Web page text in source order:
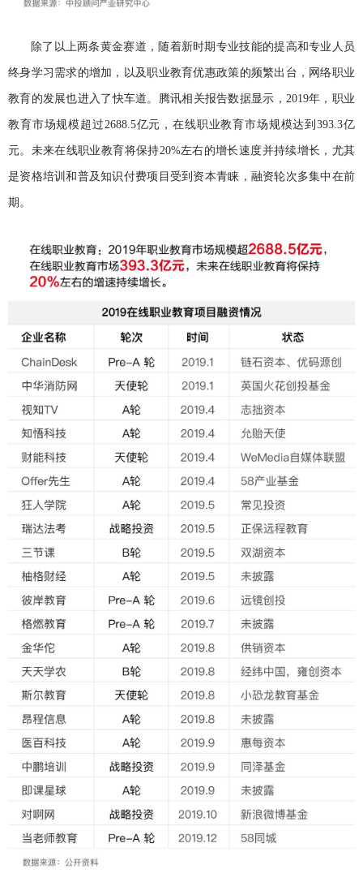
除了以上两条黄金赛道，随着新时期专业技能的提高和专业人员
终身学习需求的增加，以及职业教育优惠政策的频繁出台，网络职业
教育的发展也进入了快车道。腾讯相关报告数据显示，2019年，职业
教育市场规模超过2688.5亿元，在线职业教育市场规模达到393.3亿
元。未来在线职业教育将保持20%左右的增长速度并持续增长，尤其
是资格培训和普及知识付费项目受到资本青睐，融资轮次多集中在前
期。